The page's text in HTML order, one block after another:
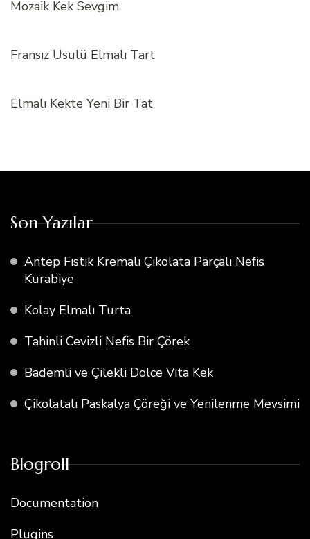
Mozaik Kek Sevgim
Fransız Usulü Elmalı Tart
Elmalı Kekte Yeni Bir Tat
Son Yazılar
Antep Fıstık Kremalı Çikolata Parçalı Nefis
Kurabiye
Kolay Elmalı Turta
Tahinli Cevizli Nefis Bir Çörek
Bademli ve Çilekli Dolce Vita Kek
Çikolatalı Paskalya Çöreği ve Yenilenme Mevsimi
Blogroll
Documentation
Plugins